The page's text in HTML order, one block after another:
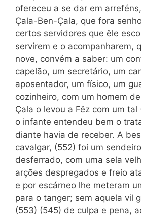
ofereceu a se dar em
Çala-Ben-Çala, que fora
certos servidores que êle
servirem e o acompanharem,
nove, convém a saber: um
capelão, um secretário, um
aposentador, um físico, um
cozinheiro, com um homem
Çala o levou a Fêz com um tal
o infante entendeu bem o
diante havia de receber. A
cavalgar, (552) foi um
desferrado, com uma sela
arções despregados e freio
e por escárneo lhe meteram
para o tanger; sem aquela vil
(553) (545) de culpa e pena,